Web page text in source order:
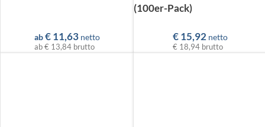
ab €11,63 netto
ab€ 13,84 brutto
(100er-Pack)
€15,92 netto
€ 18,94 brutto